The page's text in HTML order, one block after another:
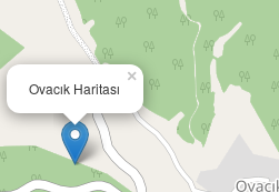
Ovacık Haritası
×